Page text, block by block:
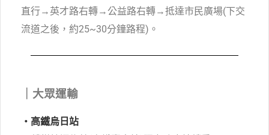
直行→英才路右轉→公益路右轉→抵達市民廣場(下交
流道之後，約25~30分鐘路程)。
｜大眾運輸
・高鐵烏日站